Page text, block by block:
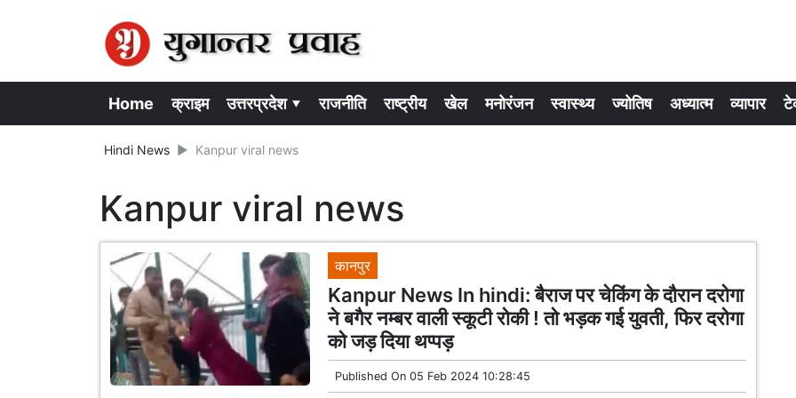
Home क्राइम उत्तरप्रदेश ▾ राजनीति राष्ट्रीय खेल मनोरंजन स्वास्थ्य ज्योतिष अध्यात्म व्यापार
Hindi News Kanpur viral news
Kanpur viral news
कानपुर
Kanpur News In hindi: बैराज पर चेकिंग के दौरान दरोगा
ने बगैर नम्बर वाली स्कूटी रोकी ! तो भड़क गई युवती, फिर दरोगा
को जड़ दिया थप्पड़
Published On 05 Feb 2024 10:28:45